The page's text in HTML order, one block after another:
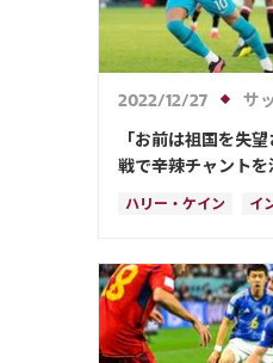
2022/12/27
サッ
「お前は祖国を失
戦で辛辣チャント
弾でクールにお返
だ」と英紙
ハリー・ケイン イ